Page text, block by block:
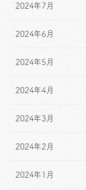
2024年7月
2024年6月
2024年5月
2024年4月
2024年3月
2024年2月
2024年1月